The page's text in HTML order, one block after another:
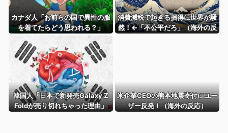
カナダ人「お前らの国で異性の服
を着てたらどう思われる？」
消費減税で起きる損得に世界が騒
然！←「不公平だろ」（海外の反
韓国人「日本で新発売Galaxy Z
Foldが売り切れちゃった理由」
米企業CEOの熊本地震寄付にユー
ザー反発！（海外の反応）